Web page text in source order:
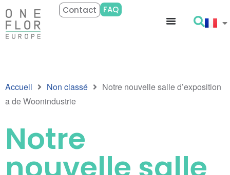
Contact FAQ
Accueil Non classé
Notre nouvelle salle d’exposition
a de Woonindustrie
Notre